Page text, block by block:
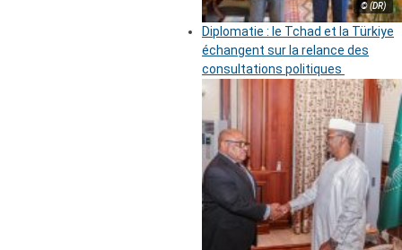
© (DR)
Diplomatie : le Tchad et la Türkiye
échangent sur la relance des
consultations politiques